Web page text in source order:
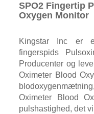
SPO2 Fingertip
Oxygen Monitor
Kingstar Inc er
fingerspids
Producenter og
Oximeter Blood
Oximeter Blood
pulshastighed, det